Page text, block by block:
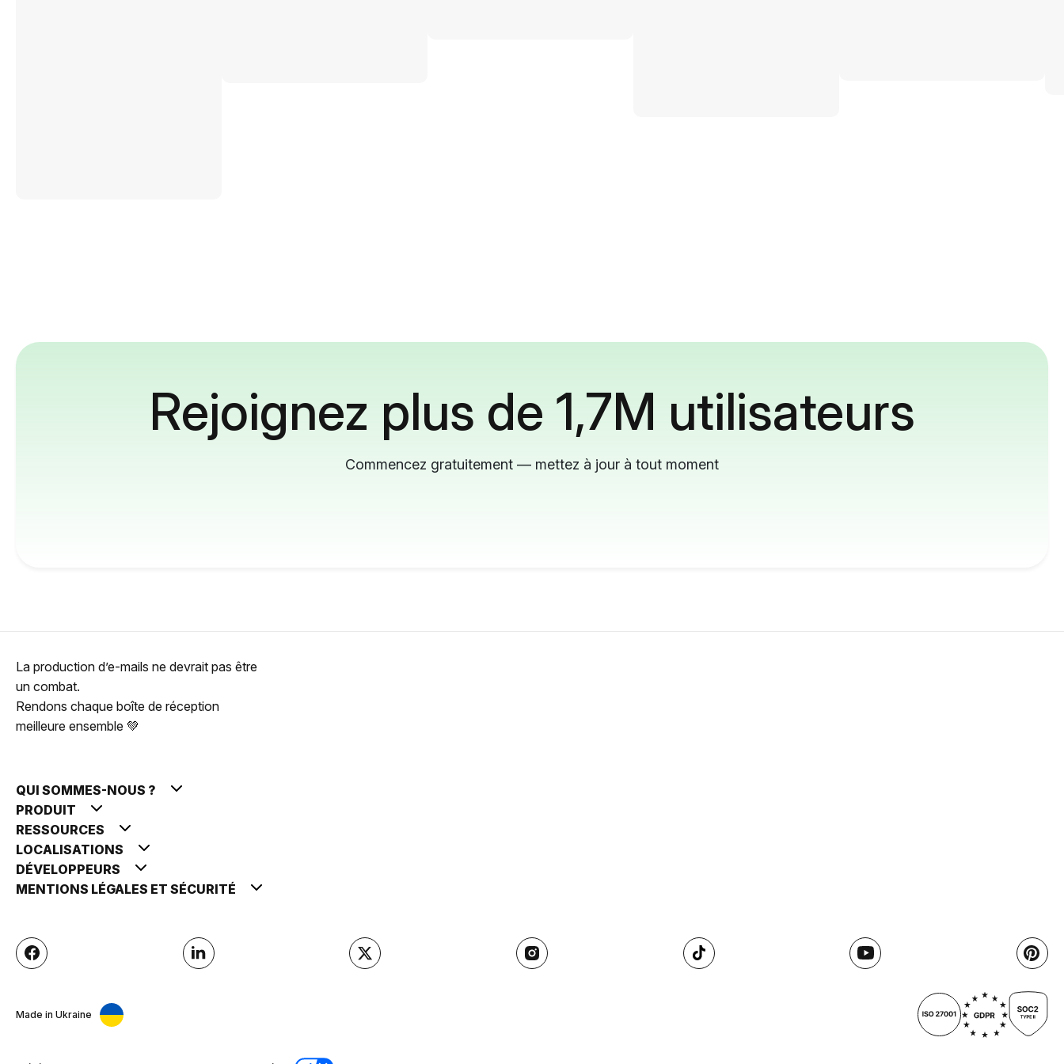
Rejoignez plus de 1,7M utilisateurs
Commencez gratuitement — mettez à jour à tout moment
La production d’e-mails ne devrait pas être
un combat.
Rendons chaque boîte de réception
meilleure ensemble 💚
QUI SOMMES-NOUS ?
PRODUIT
RESSOURCES
LOCALISATIONS
DÉVELOPPEURS
MENTIONS LÉGALES ET SÉCURITÉ
Made in Ukraine